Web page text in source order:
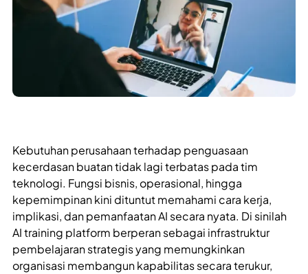
Kebutuhan perusahaan terhadap penguasaan
kecerdasan buatan tidak lagi terbatas pada tim
teknologi. Fungsi bisnis, operasional, hingga
kepemimpinan kini dituntut memahami cara kerja,
implikasi, dan pemanfaatan AI secara nyata. Di sinilah
AI training platform berperan sebagai infrastruktur
pembelajaran strategis yang memungkinkan
organisasi membangun kapabilitas secara terukur,